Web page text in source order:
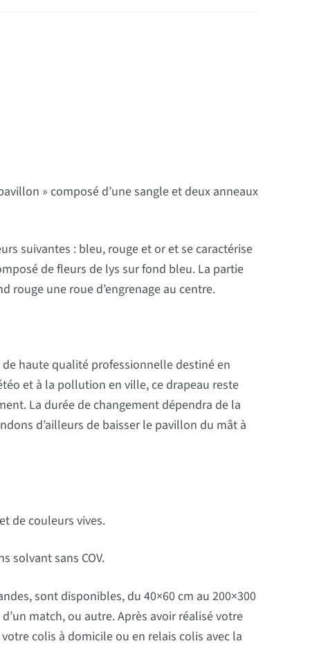
» composé d’une sangle et deux anneaux
suivantes : bleu, rouge et or et se caractérise
de fleurs de lys sur fond bleu. La partie
rouge une roue d’engrenage au centre.
haute qualité professionnelle destiné en
et à la pollution en ville, ce drapeau reste
La durée de changement dépendra de la
d’ailleurs de baisser le pavillon du mât à
de couleurs vives.
solvant sans COV.
sont disponibles, du 40×60 cm au 200×300
match, ou autre. Après avoir réalisé votre
colis à domicile ou en relais colis avec la